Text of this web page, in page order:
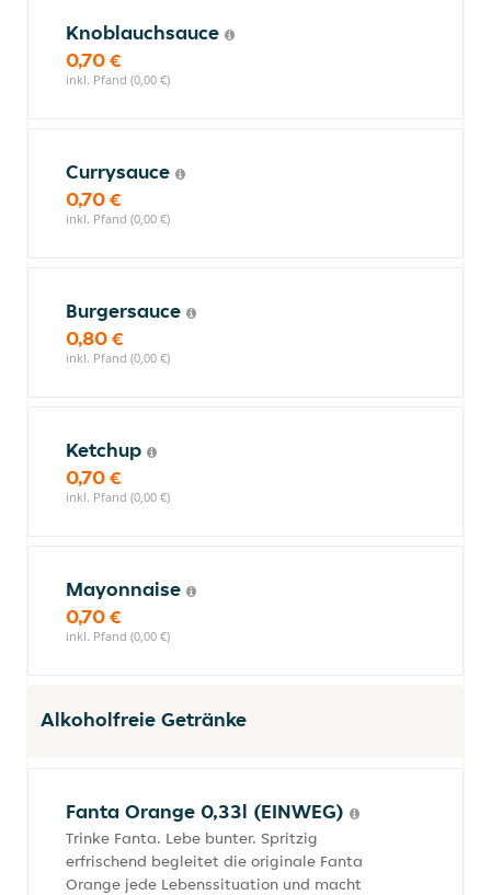
Knoblauchsauce
0,70 €
inkl. Pfand (0,00 €)
Currysauce
0,70 €
inkl. Pfand (0,00 €)
Burgersauce
0,80 €
inkl. Pfand (0,00 €)
Ketchup
0,70 €
inkl. Pfand (0,00 €)
Mayonnaise
0,70 €
inkl. Pfand (0,00 €)
Alkoholfreie Getränke
Fanta Orange 0,33l (EINWEG)
Trinke Fanta. Lebe bunter. Spritzig
erfrischend begleitet die originale Fanta
Orange jede Lebenssituation und macht